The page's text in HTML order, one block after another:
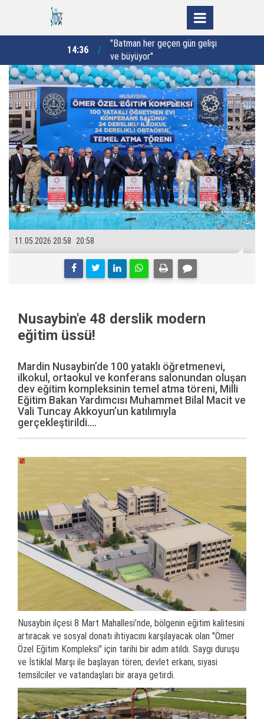
14:36
"Batman her geçen gün gelişiyor
ve büyüyor"
20:58
11.05.2026 20:58
Nusaybin'e 48 derslik modern
eğitim üssü!
Mardin Nusaybin’de 100 yataklı öğretmenevi,
ilkokul, ortaokul ve konferans salonundan oluşan
dev eğitim kompleksinin temel atma töreni, Milli
Eğitim Bakan Yardımcısı Muhammet Bilal Macit ve
Vali Tuncay Akkoyun’un katılımıyla
gerçekleştirildi....
Nusaybin ilçesi 8 Mart Mahallesi’nde, bölgenin eğitim kalitesini
artıracak ve sosyal donatı ihtiyacını karşılayacak olan "Ömer
Özel Eğitim Kompleksi" için tarihi bir adım atıldı. Saygı duruşu
ve İstiklal Marşı ile başlayan tören; devlet erkanı, siyasi
temsilciler ve vatandaşları bir araya getirdi.